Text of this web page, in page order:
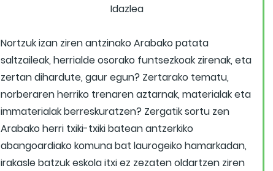
Idazlea
Nortzuk izan ziren antzinako Arabako patata
saltzaileak, herrialde osorako funtsezkoak zirenak, eta
zertan dihardute, gaur egun? Zertarako tematu,
norberaren herriko trenaren aztarnak, materialak eta
immaterialak berreskuratzen? Zergatik sortu zen
Arabako herri txiki-txiki batean antzerkiko
abangoardiako komuna bat laurogeiko hamarkadan,
irakasle batzuk eskola itxi ez zezaten oldartzen ziren